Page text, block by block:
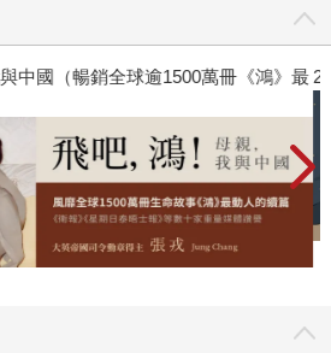
中國（暢銷全球逾1500萬冊《鴻》最